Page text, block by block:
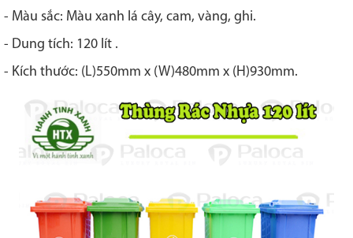
- Màu sắc: Màu xanh lá cây, cam, vàng, ghi.
- Dung tích: 120 lít .
- Kích thước: (L)550mm x (W)480mm x (H)930mm.